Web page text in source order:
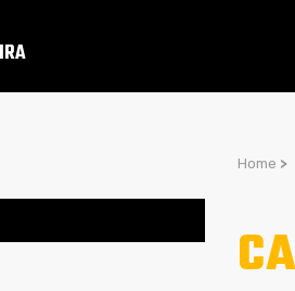
Home >